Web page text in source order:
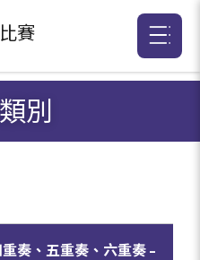
賽
別
奏、五重奏、六重奏 –